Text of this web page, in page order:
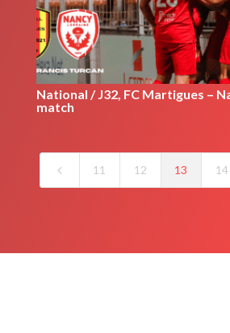
National / J32, FC Martigues –
match
4 11 12 13 14